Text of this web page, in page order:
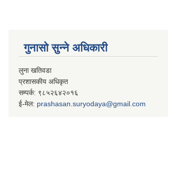
गुनासो सुन्ने अधिकारी
लुना खतिवडा
प्रशासकीय अधिकृत
सम्पर्क: ९८५२६४२०१६
ई-मेल: prashasan.suryodaya@gmail.com